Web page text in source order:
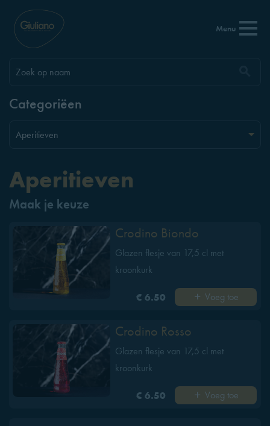
Menu
Categoriëen
Aperitieven
Maak je keuze
Crodino Biondo
Glazen flesje van 17,5 cl met
kroonkurk
€ 6.50 Voeg toe
Crodino Rosso
Glazen flesje van 17,5 cl met
kroonkurk
€ 6.50 Voeg toe